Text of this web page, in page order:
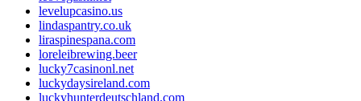
levelupcasino.us
lindaspantry.co.uk
liraspinespana.com
loreleibrewing.beer
lucky7casinonl.net
luckydaysireland.com
luckyhunterdeutschland.com